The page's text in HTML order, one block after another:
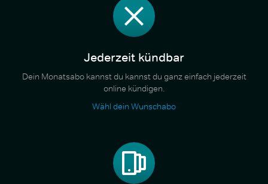
Jederzeit kündbar
Dein Monatsabo kannst du kannst du ganz einfach jederzeit
online kündigen.
Wähl dein Wunschabo